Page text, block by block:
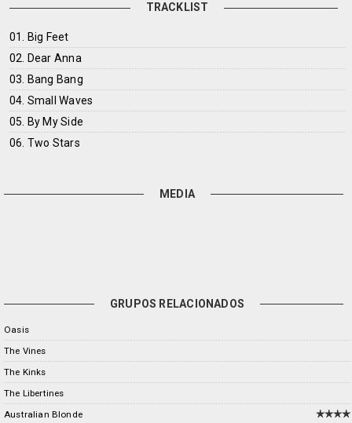
TRACKLIST
01. Big Feet
02. Dear Anna
03. Bang Bang
04. Small Waves
05. By My Side
06. Two Stars
MEDIA
GRUPOS RELACIONADOS
Oasis
The Vines
The Kinks
The Libertines
Australian Blonde